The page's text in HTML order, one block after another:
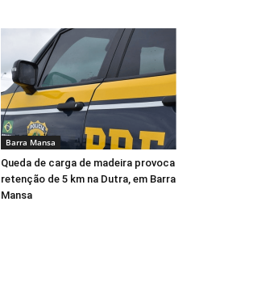
Barra Mansa
Queda de carga de madeira provoca
retenção de 5 km na Dutra, em Barra
Mansa